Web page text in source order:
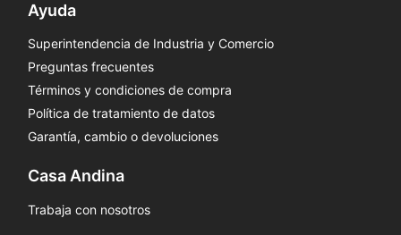
Ayuda
Superintendencia de Industria y Comercio
Preguntas frecuentes
Términos y condiciones de compra
Política de tratamiento de datos
Garantía, cambio o devoluciones
Casa Andina
Trabaja con nosotros